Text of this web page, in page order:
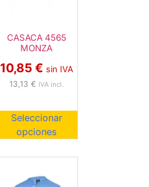
CASACA 4565
MONZA
10,85 € sin IVA
13,13€ IVA incl.
Seleccionar
opciones